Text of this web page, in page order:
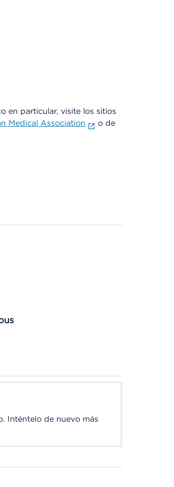
en particular, visite los sitios
Medical Association
o de
Inténtelo de nuevo más